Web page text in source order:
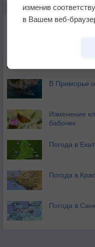
НОВОЕ О ПОГОДЕ
Приложение
Атмосфера
В Приморье
Изменение
бабочек
Погода в
Погода в
Погода в
изменив
в Вашем веб-